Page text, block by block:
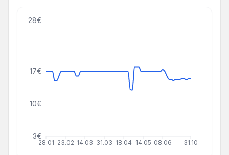
28.01 23.02 14.03 31.03 18.04 14.05 08.06 31.10
3€
10€
17€
28€